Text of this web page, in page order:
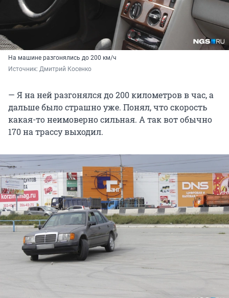
На машине разгонялись до 200 км/ч
Источник: Дмитрий Косенко
— Я на ней разгонялся до 200 километров в час, а
дальше было страшно уже. Понял, что скорость
какая-то неимоверно сильная. А так вот обычно
170 на трассу выходил.